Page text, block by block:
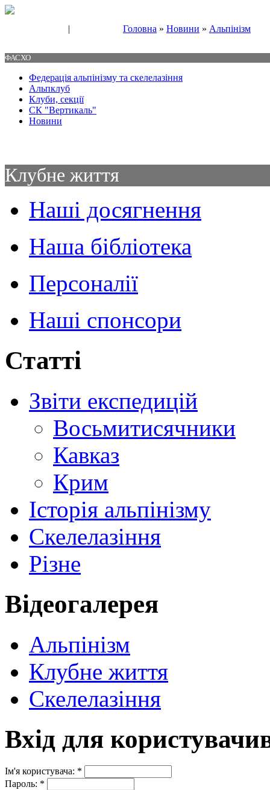
| Головна » Новини » Альпінізм
ФАСХО
Федерація альпінізму та скелелазіння
Альпклуб
Клуби, секції
СК "Вертикаль"
Новини
Клубне життя
Наші досягнення
Наша бібліотека
Персоналії
Наші спонсори
Статті
Звіти експедицій
Восьмитисячники
Кавказ
Крим
Історія альпінізму
Скелелазіння
Різне
Відеогалерея
Альпінізм
Клубне життя
Скелелазіння
Вхід для
Ім'я користувача: *
Пароль: *